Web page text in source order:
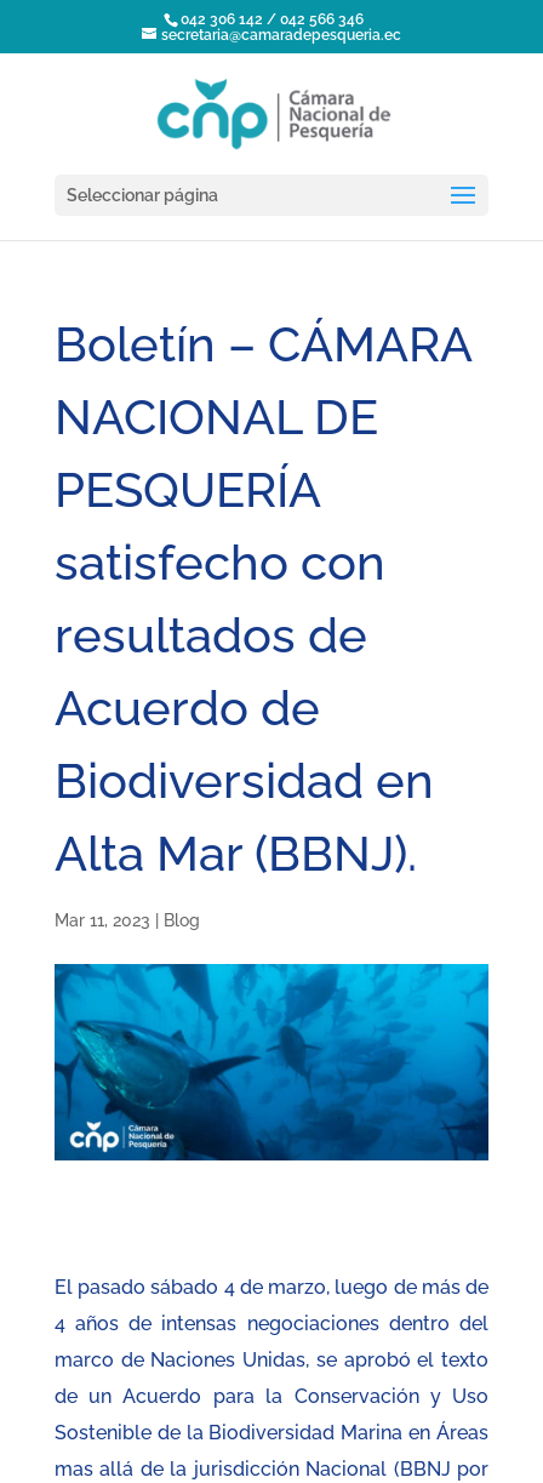
042 306 142 / 042 566 346
secretaria@camaradepesqueria.ec
Seleccionar página
Boletín – CÁMARA
NACIONAL DE
PESQUERÍA
satisfecho con
resultados de
Acuerdo de
Biodiversidad en
Alta Mar (BBNJ).
Mar 11, 2023 Blog
El pasado sábado 4 de marzo, luego de más de
4 años de intensas negociaciones dentro del
marco de Naciones Unidas, se aprobó el texto
de un Acuerdo para la Conservación y Uso
Sostenible de la Biodiversidad Marina en Áreas
mas allá de la jurisdicción Nacional (BBNJ por